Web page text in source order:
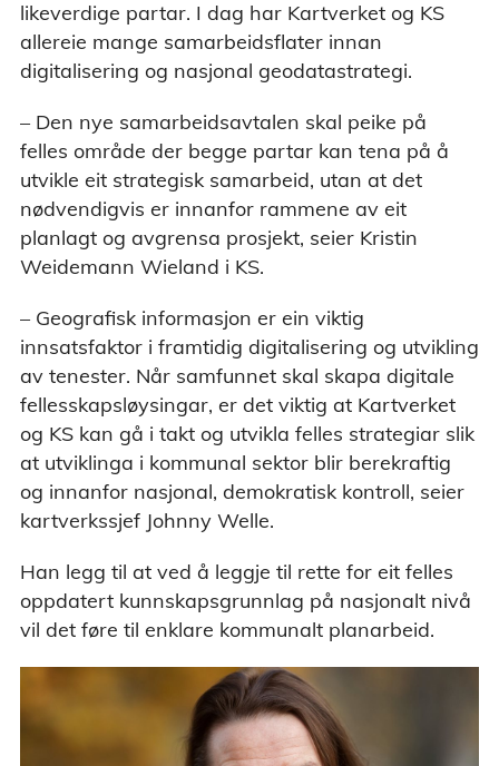
likeverdige partar. I dag har Kartverket og KS
allereie mange samarbeidsflater innan
digitalisering og nasjonal geodatastrategi.
– Den nye samarbeidsavtalen skal peike på
felles område der begge partar kan tena på å
utvikle eit strategisk samarbeid, utan at det
nødvendigvis er innanfor rammene av eit
planlagt og avgrensa prosjekt, seier Kristin
Weidemann Wieland i KS.
– Geografisk informasjon er ein viktig
innsatsfaktor i framtidig digitalisering og utvikling
av tenester. Når samfunnet skal skapa digitale
fellesskapsløysingar, er det viktig at Kartverket
og KS kan gå i takt og utvikla felles strategiar slik
at utviklinga i kommunal sektor blir berekraftig
og innanfor nasjonal, demokratisk kontroll, seier
kartverkssjef Johnny Welle.
Han legg til at ved å leggje til rette for eit felles
oppdatert kunnskapsgrunnlag på nasjonalt nivå
vil det føre til enklare kommunalt planarbeid.